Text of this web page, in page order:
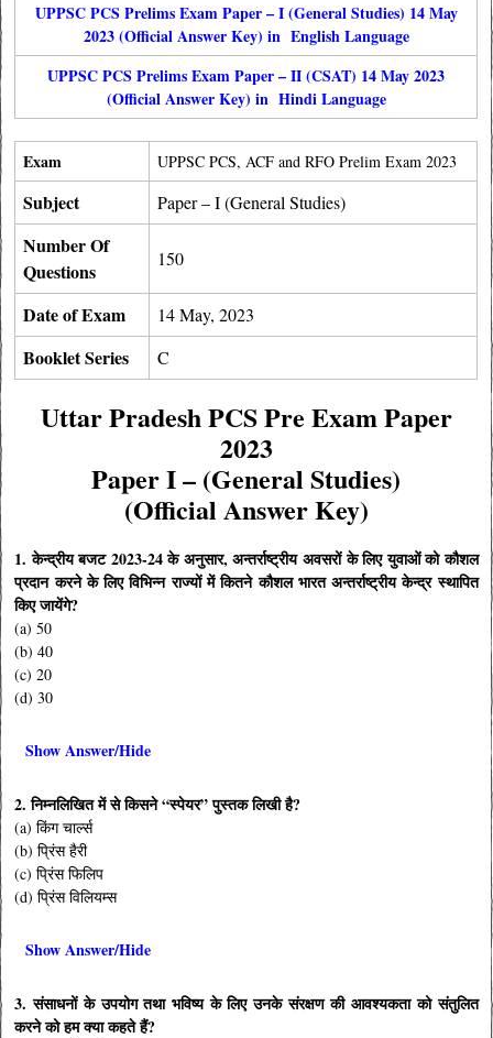
UPPSC PCS Prelims Exam Paper – I (General Studies) 14 May
2023 (Official Answer Key) in English Language
UPPSC PCS Prelims Exam Paper – II (CSAT) 14 May 2023
(Official Answer Key) in Hindi Language
Exam UPPSC PCS, ACF and RFO Prelim Exam 2023
Subject Paper – I (General Studies)
Number Of
Questions
150
Date of Exam 14 May, 2023
Booklet Series C
Uttar Pradesh PCS Pre Exam Paper
2023
Paper I – (General Studies)
(Official Answer Key)
1. केन्द्रीय बजट 2023-24 के अनुसार, अन्तर्राष्ट्रीय अवसरों के लिए युवाओं को कौशल
प्रदान करने के लिए विभिन्न राज्यों में कितने कौशल भारत अन्तर्राष्ट्रीय केन्द्र स्थापित
किए जायेंगे?
(a) 50
(b) 40
(c) 20
(d) 30
Show Answer/Hide
2. निम्नलिखित में से किसने “स्पेयर” पुस्तक लिखी है?
(a) किंग चार्ल्स
(b) प्रिंस हैरी
(c) प्रिंस फिलिप
(d) प्रिंस विलियम्स
Show Answer/Hide
3. संसाधनों के उपयोग तथा भविष्य के लिए उनके संरक्षण की आवश्यकता को संतुलित
करने को हम क्या कहते हैं?